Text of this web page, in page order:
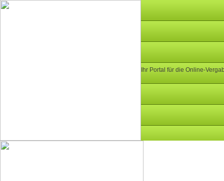
Ihr Portal für die Online-